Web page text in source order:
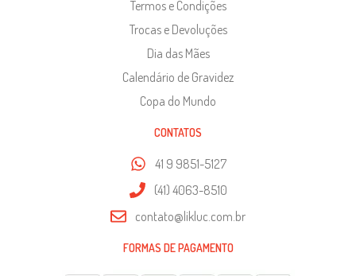
Termos e Condições
Trocas e Devoluções
Dia das Mães
Calendário de Gravidez
Copa do Mundo
CONTATOS
41 9 9851-5127
(41) 4063-8510
contato@likluc.com.br
FORMAS DE PAGAMENTO